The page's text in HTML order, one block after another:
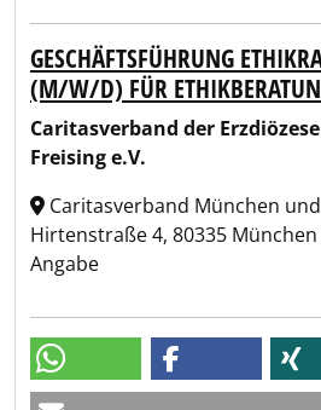
GESCHÄFTSFÜHRUNG
(M/W/D) FÜR
Caritasverband der
Freising e.V.
Caritasverband München
Hirtenstraße 4, 80335 München
Angabe